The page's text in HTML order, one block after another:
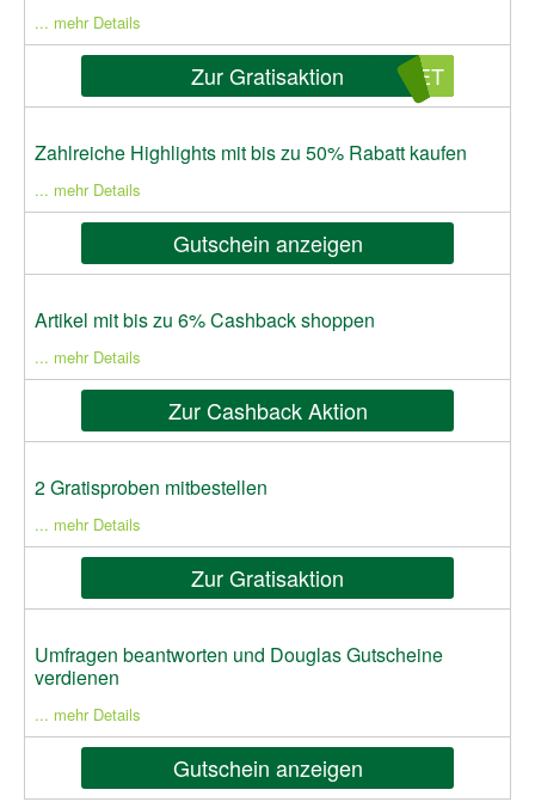
... mehr Details
Zur Gratisaktion SET
Zahlreiche Highlights mit bis zu 50% Rabatt kaufen
... mehr Details
Gutschein anzeigen
Artikel mit bis zu 6% Cashback shoppen
... mehr Details
Zur Cashback Aktion
2 Gratisproben mitbestellen
... mehr Details
Zur Gratisaktion
Umfragen beantworten und Douglas Gutscheine
verdienen
... mehr Details
Gutschein anzeigen